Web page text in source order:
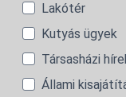
Lakótér
Kutyás ügyek
Társasházi
Állami